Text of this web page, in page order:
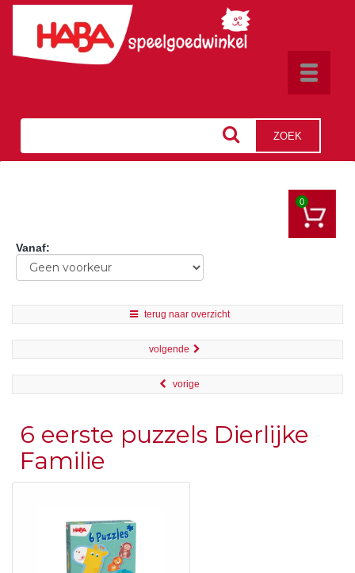
Toggle
ZOEK
0
Vanaf:
terug naar overzicht
volgende
vorige
6 eerste puzzels Dierlijke
Familie